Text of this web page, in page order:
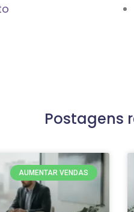
Postagens
AUMENTAR VENDAS